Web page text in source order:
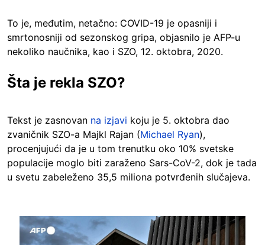
To je, međutim, netačno: COVID-19 je opasniji i
smrtonosniji od sezonskog gripa, objasnilo je AFP-u
nekoliko naučnika, kao i SZO, 12. oktobra, 2020.
Šta je rekla SZO?
Tekst je zasnovan na izjavi koju je 5. oktobra dao
zvaničnik SZO-a Majkl Rajan (Michael Ryan),
procenjujući da je u tom trenutku oko 10% svetske
populacije moglo biti zaraženo Sars-CoV-2, dok je tada
u svetu zabeleženo 35,5 miliona potvrđenih slučajeva.
Image